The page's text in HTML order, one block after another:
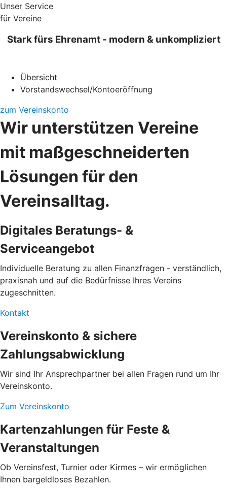
Unser Service
für Vereine
Stark fürs Ehrenamt - modern & unkompliziert
Übersicht
Vorstandswechsel/Kontoeröffnung
zum Vereinskonto
Wir unterstützen Vereine
mit maßgeschneiderten
Lösungen für den
Vereinsalltag.
Digitales Beratungs- &
Serviceangebot
Individuelle Beratung zu allen Finanzfragen - verständlich,
praxisnah und auf die Bedürfnisse Ihres Vereins
zugeschnitten.
Kontakt
Vereinskonto & sichere
Zahlungsabwicklung
Wir sind Ihr Ansprechpartner bei allen Fragen rund um Ihr
Vereinskonto.
Zum Vereinskonto
Kartenzahlungen für Feste &
Veranstaltungen
Ob Vereinsfest, Turnier oder Kirmes – wir ermöglichen
Ihnen bargeldloses Bezahlen.